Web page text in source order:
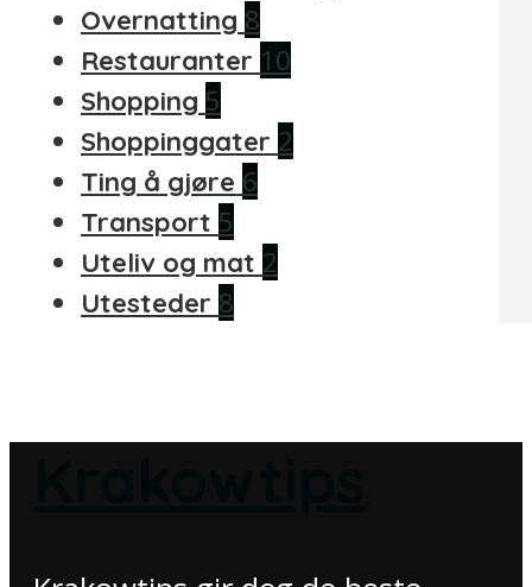
Overnatting 8
Restauranter 10
Shopping 5
Shoppinggater 2
Ting å gjøre 6
Transport 5
Uteliv og mat 2
Utesteder 8